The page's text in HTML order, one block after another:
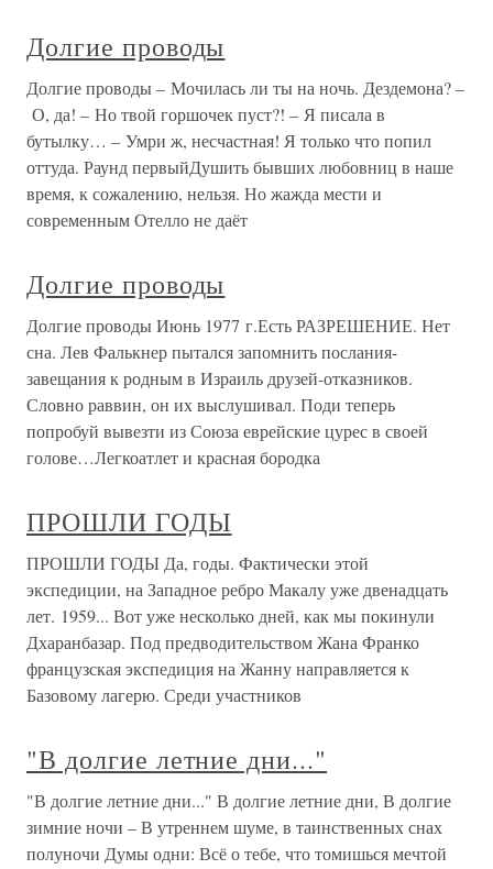
Долгие проводы
Долгие проводы – Мочилась ли ты на ночь. Дездемона? –
О, да! – Но твой горшочек пуст?! – Я писала в
бутылку… – Умри ж, несчастная! Я только что попил
оттуда. Раунд первыйДушить бывших любовниц в наше
время, к сожалению, нельзя. Но жажда мести и
современным Отелло не даёт
Долгие проводы
Долгие проводы Июнь 1977 г.Есть РАЗРЕШЕНИЕ. Нет
сна. Лев Фалькнер пытался запомнить послания-
завещания к родным в Израиль друзей-отказников.
Словно раввин, он их выслушивал. Поди теперь
попробуй вывезти из Союза еврейские цурес в своей
голове…Легкоатлет и красная бородка
ПРОШЛИ ГОДЫ
ПРОШЛИ ГОДЫ Да, годы. Фактически этой
экспедиции, на Западное ребро Макалу уже двенадцать
лет. 1959... Вот уже несколько дней, как мы покинули
Дхаранбазар. Под предводительством Жана Франко
французская экспедиция на Жанну направляется к
Базовому лагерю. Среди участников
"В долгие летние дни..."
"В долгие летние дни..." В долгие летние дни, В долгие
зимние ночи – В утреннем шуме, в таинственных снах
полуночи Думы одни: Всё о тебе, что томишься мечтой